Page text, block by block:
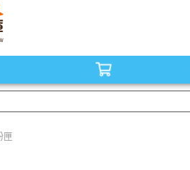
續供墨印表機-office24列印倉庫線上購物手機版
匣